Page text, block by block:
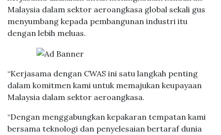
Malaysia dalam sektor aeroangkasa global sekali gus
menyumbang kepada pembangunan industri itu
dengan lebih meluas.
“Kerjasama dengan CWAS ini satu langkah penting
dalam komitmen kami untuk memajukan keupayaan
Malaysia dalam sektor aeroangkasa.
“Dengan menggabungkan kepakaran tempatan kami
bersama teknologi dan penyelesaian bertaraf dunia